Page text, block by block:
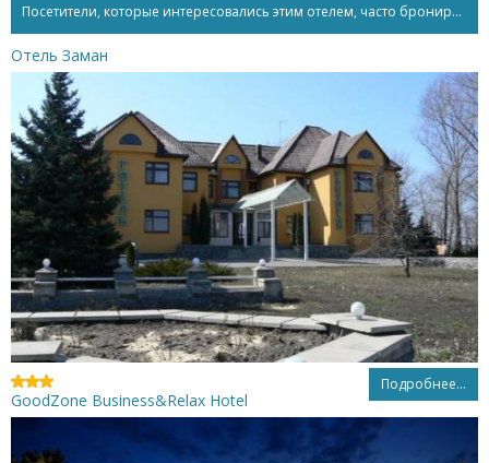
Посетители, которые интересовались этим отелем, часто бронируют...
Отель Заман
Подробнее...
GoodZone Business&Relax Hotel